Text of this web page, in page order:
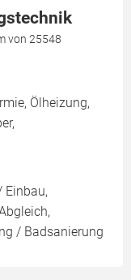
von 25548
Ölheizung,
Einbau,
/ Badsanierung